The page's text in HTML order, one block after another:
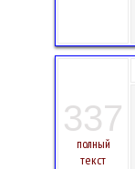
337
полный
текст